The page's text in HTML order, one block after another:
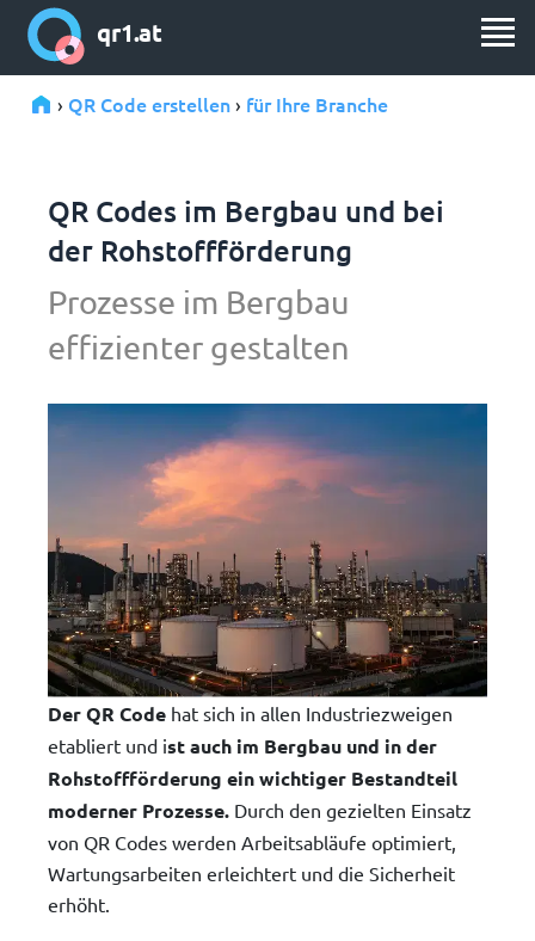
qr1.at
› QR Code erstellen › für Ihre Branche
QR Codes im Bergbau und bei
der Rohstoffförderung
Prozesse im Bergbau
effizienter gestalten
Der QR Code hat sich in allen Industriezweigen
etabliert und ist auch im Bergbau und in der
Rohstoffförderung ein wichtiger Bestandteil
moderner Prozesse. Durch den gezielten Einsatz
von QR Codes werden Arbeitsabläufe optimiert,
Wartungsarbeiten erleichtert und die Sicherheit
erhöht.